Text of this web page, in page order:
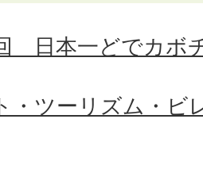
日本一どでカボ
・ツーリズム・ビ